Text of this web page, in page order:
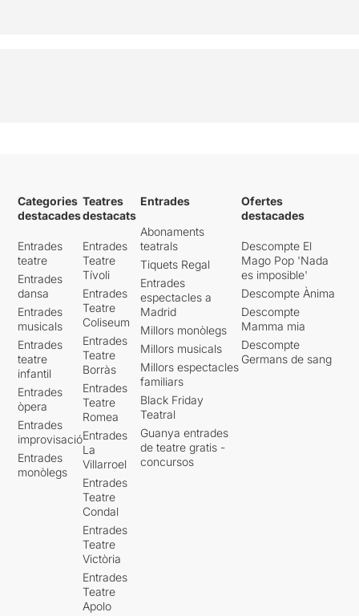
Categories
destacades
Entrades
teatre
Entrades
dansa
Entrades
musicals
Entrades
teatre
infantil
Entrades
òpera
Entrades
improvisació
Entrades
monòlegs
Teatres
destacats
Entrades
Teatre
Tívoli
Entrades
Teatre
Coliseum
Entrades
Teatre
Borràs
Entrades
Teatre
Romea
Entrades
La
Villarroel
Entrades
Teatre
Condal
Entrades
Teatre
Victòria
Entrades
Teatre
Apolo
Entrades
Abonaments
teatrals
Tiquets Regal
Entrades
espectacles a
Madrid
Millors monòlegs
Millors musicals
Millors espectacles
familiars
Black Friday
Teatral
Guanya entrades
de teatre gratis -
concursos
Ofertes
destacades
Descompte El
Mago Pop 'Nada
es imposible'
Descompte Ànima
Descompte
Mamma mia
Descompte
Germans de sang